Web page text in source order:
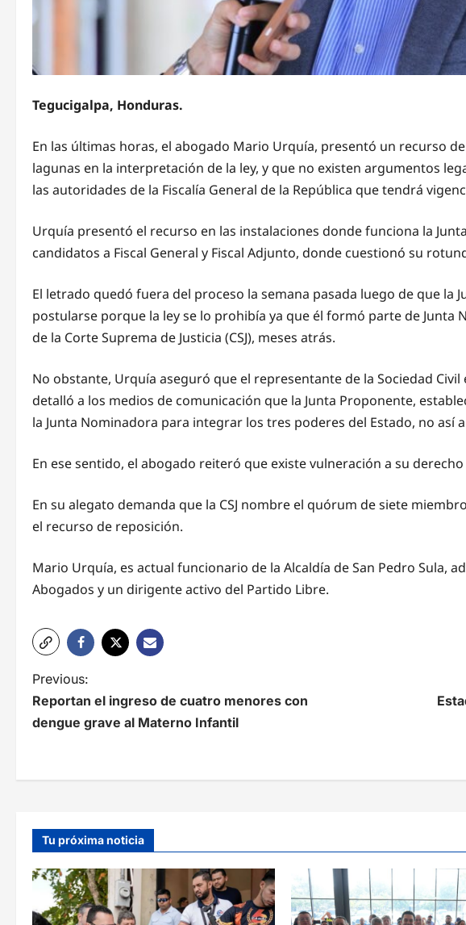
Tegucigalpa, Honduras.
En las últimas horas, el abogado Mario Urquía, presentó un recurso
lagunas en la interpretación de la ley, y que no existen argumentos
las autoridades de la Fiscalía General de la República que tendrá
Urquía presentó el recurso en las instalaciones donde funciona la
candidatos a Fiscal General y Fiscal Adjunto, donde cuestionó su
El letrado quedó fuera del proceso la semana pasada luego de que la
postularse porque la ley se lo prohibía ya que él formó parte de Junta
de la Corte Suprema de Justicia (CSJ), meses atrás.
No obstante, Urquía aseguró que el representante de la Sociedad Civil
detalló a los medios de comunicación que la Junta Proponente,
la Junta Nominadora para integrar los tres poderes del Estado, no así
En ese sentido, el abogado reiteró que existe vulneración a su
En su alegato demanda que la CSJ nombre el quórum de siete
el recurso de reposición.
Mario Urquía, es actual funcionario de la Alcaldía de San Pedro Sula,
Abogados y un dirigente activo del Partido Libre.
N
a
a
c
i
ó
Previous:
Reportan el ingreso de cuatro menores con
dengue grave al Materno Infantil
Tu próxima noticia